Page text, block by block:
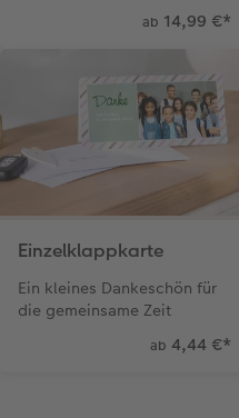
ab 14,99 €*
Einzelklappkarte
Ein kleines Dankeschön für
die gemeinsame Zeit
ab 4,44 €*